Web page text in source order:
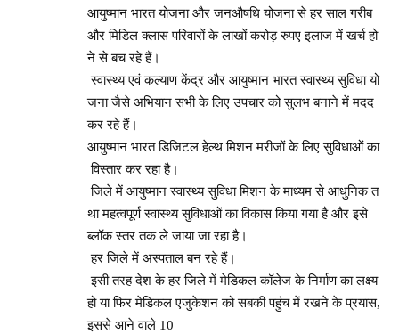
आयुष्मान भारत योजना और जनऔषधि योजना से हर साल गरीब
और मिडिल क्लास परिवारों के लाखों करोड़ रुपए इलाज में खर्च हो
ने से बच रहे हैं।
स्वास्थ्य एवं कल्याण केंद्र और आयुष्मान भारत स्वास्थ्य सुविधा यो
जना जैसे अभियान सभी के लिए उपचार को सुलभ बनाने में मदद
कर रहे हैं।
आयुष्मान भारत डिजिटल हेल्थ मिशन मरीजों के लिए सुविधाओं का
विस्तार कर रहा है।
जिले में आयुष्मान स्वास्थ्य सुविधा मिशन के माध्यम से आधुनिक त
था महत्वपूर्ण स्वास्थ्य सुविधाओं का विकास किया गया है और इसे
ब्लॉक स्तर तक ले जाया जा रहा है।
हर जिले में अस्पताल बन रहे हैं।
इसी तरह देश के हर जिले में मेडिकल कॉलेज के निर्माण का लक्ष्य
हो या फिर मेडिकल एजुकेशन को सबकी पहुंच में रखने के प्रयास,
इससे आने वाले 10